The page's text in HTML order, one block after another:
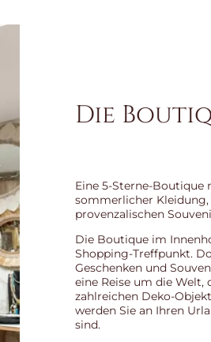
Die
Eine 5-Sterne-
sommerlicher
provenzalischen
Die Boutique im
Shopping-Treffpunkt.
Geschenken und
eine Reise um die
zahlreichen Deko-
werden Sie an Ihren
sind.